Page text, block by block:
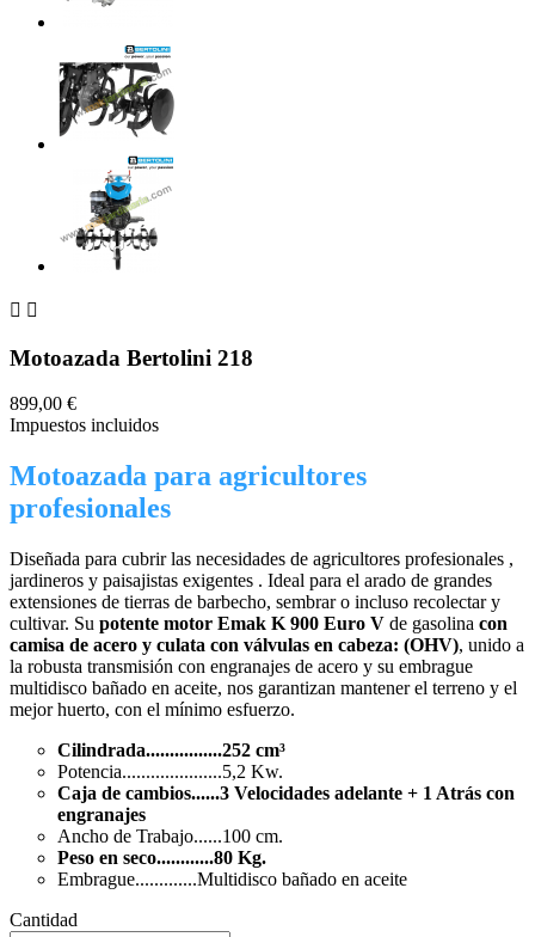
 
Motoazada Bertolini 218
899,00 €
Impuestos incluidos
Motoazada para agricultores
profesionales
Diseñada para cubrir las necesidades de agricultores profesionales ,
jardineros y paisajistas exigentes . Ideal para el arado de grandes
extensiones de tierras de barbecho, sembrar o incluso recolectar y
cultivar. Su potente motor Emak K 900 Euro V de gasolina con
camisa de acero y culata con válvulas en cabeza: (OHV), unido a
la robusta transmisión con engranajes de acero y su embrague
multidisco bañado en aceite, nos garantizan mantener el terreno y el
mejor huerto, con el mínimo esfuerzo.
Cilindrada................252 cm³
Potencia.....................5,2 Kw.
Caja de cambios......3 Velocidades adelante + 1 Atrás con
engranajes
Ancho de Trabajo......100 cm.
Peso en seco............80 Kg.
Embrague.............Multidisco bañado en aceite
Cantidad